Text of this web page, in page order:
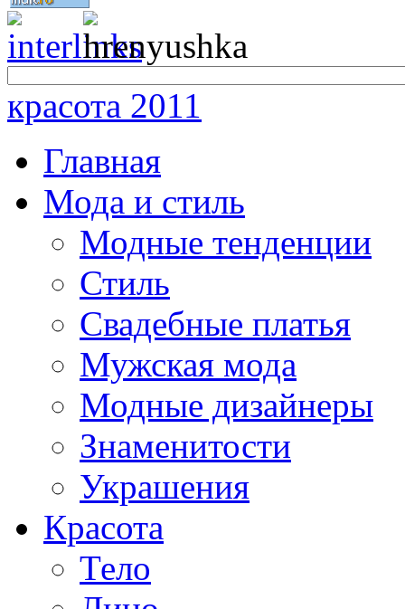
красота 2011
Главная
Мода и стиль
Модные тенденции
Стиль
Свадебные платья
Мужская мода
Модные дизайнеры
Знаменитости
Украшения
Красота
Тело